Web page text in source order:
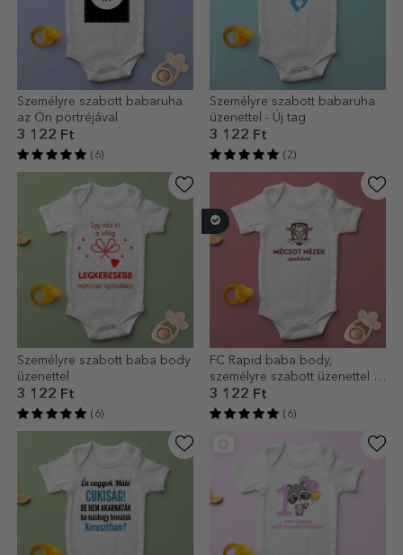
Személyre szabott babaruha
az Ön portréjával
3 122 Ft
(6)
Személyre szabott babaruha
üzenettel - Új tag
3 122 Ft
(2)
Személyre szabott baba body
üzenettel
3 122 Ft
(6)
FC Rapid baba body,
személyre szabott üzenettel –
A meccset apával nézem
3 122 Ft
(6)